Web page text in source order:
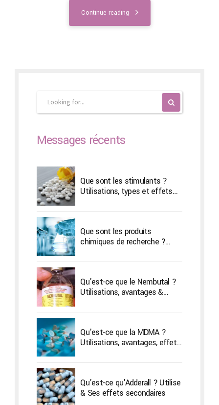
Continue reading
Messages récents
Que sont les stimulants ?
Utilisations, types et effets
Que sont les produits
chimiques de recherche ?
Qu'est-ce que le Nembutal ?
Utilisations, avantages &
Qu'est-ce que la MDMA ?
Utilisations, avantages, effets
Qu'est-ce qu'Adderall ? Utilise
& Ses effets secondaires